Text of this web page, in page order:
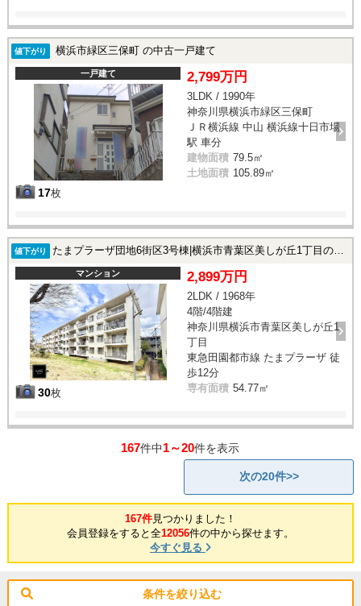
値下がり 横浜市緑区三保町 の中古一戸建て
一戸建て
17枚
2,799万円
3LDK / 1990年
神奈川県横浜市緑区三保町
ＪＲ横浜線 中山 横浜線十日市場
駅 車分
建物面積 79.5㎡
土地面積 105.89㎡
値下がり たまプラーザ団地6街区3号棟|横浜市青葉区美しが丘1丁目の中古マンション
マンション
30枚
2,899万円
2LDK / 1968年
4階/4階建
神奈川県横浜市青葉区美しが丘1
丁目
東急田園都市線 たまプラーザ 徒
歩12分
専有面積 54.77㎡
167件中1～20件を表示
次の20件>>
167件見つかりました！
会員登録をすると全12056件の中から探せます。
今すぐ見る
条件を絞り込む